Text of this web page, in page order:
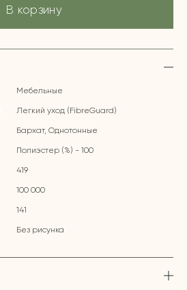
В корзину
Мебельные
Легкий уход (FibreGuard)
Бархат, Однотонные
Полиэстер (%) - 100
419
100 000
141
Без рисунка